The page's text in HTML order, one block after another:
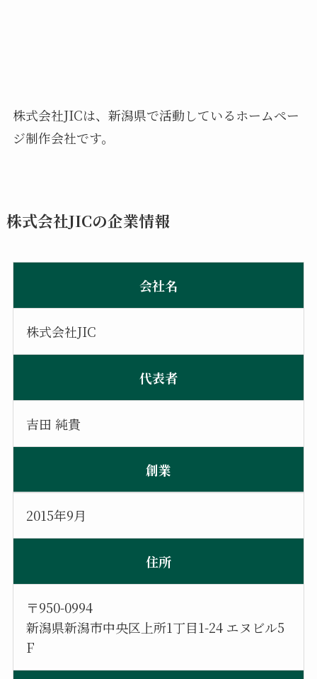
株式会社JICは、新潟県で活動しているホームペー
ジ制作会社です。
株式会社JICの企業情報
会社名
株式会社JIC
代表者
吉田 純貴
創業
2015年9月
住所
〒950-0994
新潟県新潟市中央区上所1丁目1-24 エヌビル5
F